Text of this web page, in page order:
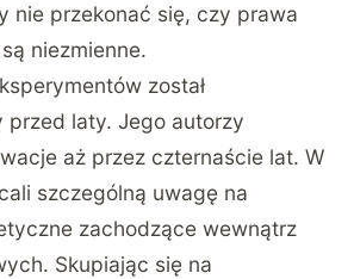
nie przekonać się, czy prawa
niezmienne.
został
przed laty. Jego autorzy
aż przez czternaście lat. W
szczególną uwagę na
zachodzące wewnątrz
Skupiając się na